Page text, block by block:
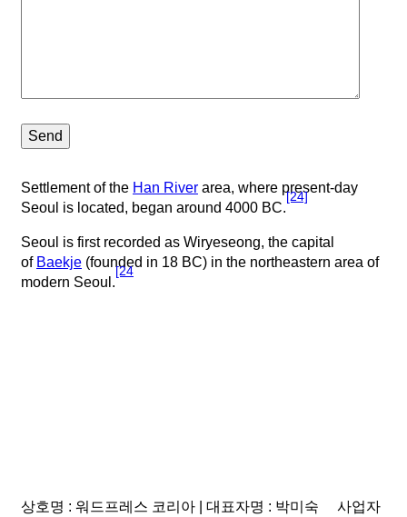
Settlement of the Han River area, where present-day
Seoul is located, began around 4000 BC.
[24]
Seoul is first recorded as Wiryeseong, the capital
of Baekje (founded in 18 BC) in the northeastern area of
modern Seoul.
[24
상호명 : 워드프레스 코리아 | 대표자명 : 박미숙 사업자